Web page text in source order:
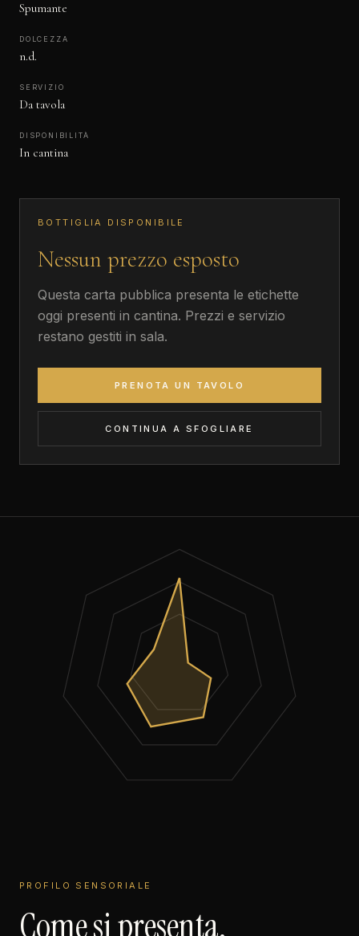
Spumante
DOLCEZZA
n.d.
SERVIZIO
Da tavola
DISPONIBILITÀ
In cantina
BOTTIGLIA DISPONIBILE
Nessun prezzo esposto
Questa carta pubblica presenta le etichette
oggi presenti in cantina. Prezzi e servizio
restano gestiti in sala.
PRENOTA UN TAVOLO
CONTINUA A SFOGLIARE
PROFILO SENSORIALE
Come si presenta.